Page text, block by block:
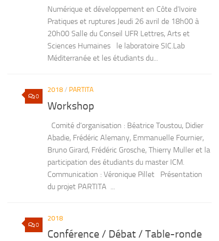
Numérique et développement en Côte d’Ivoire
Pratiques et ruptures Jeudi 26 avril de 18h00 à
20h00 Salle du Conseil UFR Lettres, Arts et
Sciences Humaines le laboratoire SIC.Lab
Méditerranée et les étudiants du...
0
2018/ PARTITA
Workshop
Comité d’organisation : Béatrice Toustou, Didier
Abadie, Frédéric Alemany, Emmanuelle Fournier,
Bruno Girard, Frédéric Grosche, Thierry Muller et la
participation des étudiants du master ICM.
Communication : Véronique Pillet Présentation
du projet PARTITA ...
0
2018
Conférence / Débat / Table-ronde